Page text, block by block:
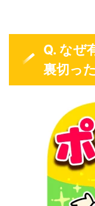
Q. なぜ
裏切っ